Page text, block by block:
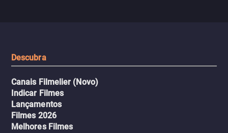
Descubra
Canais Filmelier (Novo)
Indicar Filmes
Lançamentos
Filmes 2026
Melhores Filmes